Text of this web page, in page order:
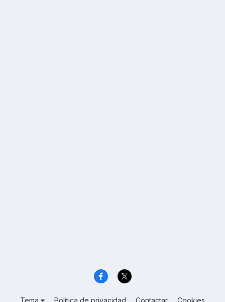
Tema Política de privacidad Contactar Cookies